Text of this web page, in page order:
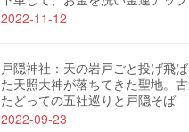
2022-11-12
戸隠神社：天の岩戸ごと投げ飛
た天照大神が落ちてきた聖地。
たどっての五社巡りと戸隠そば
2022-09-23